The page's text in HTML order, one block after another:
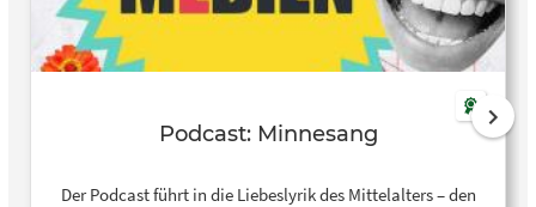
Podcast: Minnesang
Der Podcast führt in die Liebeslyrik des Mittelalters – den